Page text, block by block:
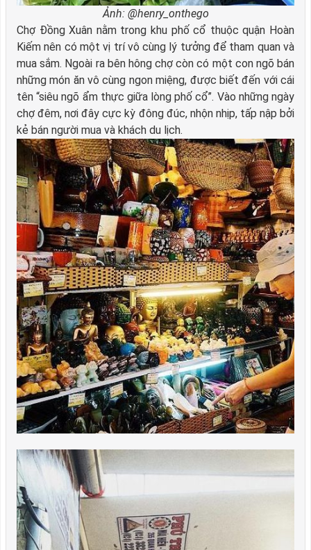
Ảnh: @henry_onthego
Chợ Đồng Xuân nằm trong khu phố cổ thuộc quận Hoàn
Kiếm nên có một vị trí vô cùng lý tưởng để tham quan và
mua sắm. Ngoài ra bên hông chợ còn có một con ngõ bán
những món ăn vô cùng ngon miệng, được biết đến với cái
tên “siêu ngõ ẩm thực giữa lòng phố cổ”. Vào những ngày
chợ đêm, nơi đây cực kỳ đông đúc, nhộn nhịp, tấp nập bởi
kẻ bán người mua và khách du lịch.